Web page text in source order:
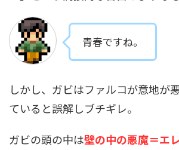
青春ですね。
しかし、ガビはファルコが意地が
ていると誤解しブチギレ。
ガビの頭の中は壁の中の悪魔＝エ